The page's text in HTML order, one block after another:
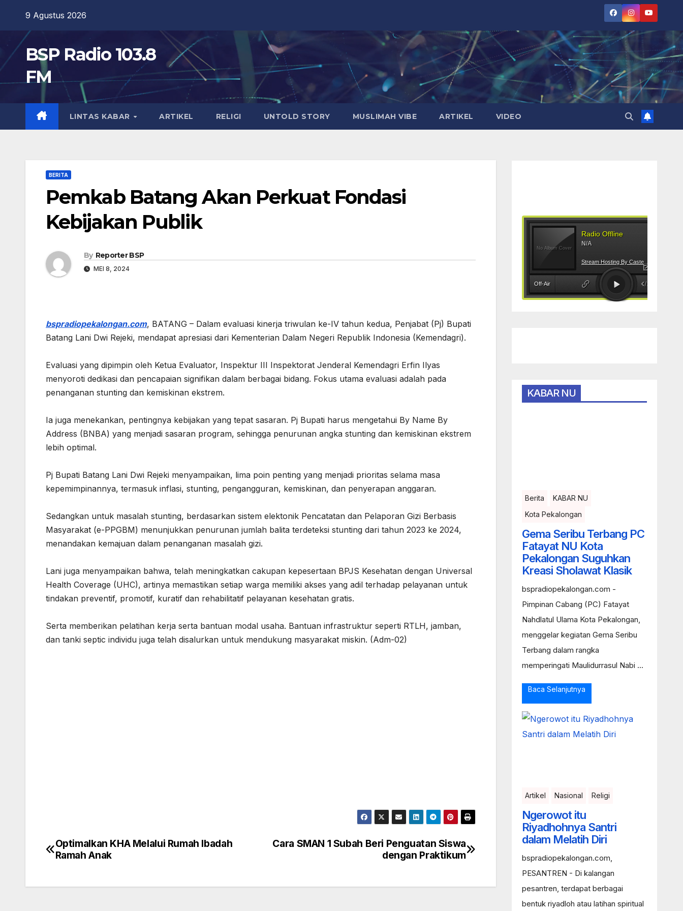
content
9 Agustus 2026
BSP Radio 103.8
FM
LINTAS KABAR ARTIKEL RELIGI UNTOLD STORY MUSLIMAH VIBE ARTIKEL VIDEO
BERITA
Pemkab Batang Akan Perkuat Fondasi
Kebijakan Publik
By Reporter BSP
MEI 8, 2024
bspradiopekalongan.com, BATANG – Dalam evaluasi kinerja triwulan ke-IV tahun kedua, Penjabat (Pj) Bupati
Batang Lani Dwi Rejeki, mendapat apresiasi dari Kementerian Dalam Negeri Republik Indonesia (Kemendagri).
Evaluasi yang dipimpin oleh Ketua Evaluator, Inspektur III Inspektorat Jenderal Kemendagri Erfin Ilyas
menyoroti dedikasi dan pencapaian signifikan dalam berbagai bidang. Fokus utama evaluasi adalah pada
penanganan stunting dan kemiskinan ekstrem.
Ia juga menekankan, pentingnya kebijakan yang tepat sasaran. Pj Bupati harus mengetahui By Name By
Address (BNBA) yang menjadi sasaran program, sehingga penurunan angka stunting dan kemiskinan ekstrem
lebih optimal.
Pj Bupati Batang Lani Dwi Rejeki menyampaikan, lima poin penting yang menjadi prioritas selama masa
kepemimpinannya, termasuk inflasi, stunting, pengangguran, kemiskinan, dan penyerapan anggaran.
Sedangkan untuk masalah stunting, berdasarkan sistem elektonik Pencatatan dan Pelaporan Gizi Berbasis
Masyarakat (e-PPGBM) menunjukkan penurunan jumlah balita terdeteksi stunting dari tahun 2023 ke 2024,
menandakan kemajuan dalam penanganan masalah gizi.
Lani juga menyampaikan bahwa, telah meningkatkan cakupan kepesertaan BPJS Kesehatan dengan Universal
Health Coverage (UHC), artinya memastikan setiap warga memiliki akses yang adil terhadap pelayanan untuk
tindakan preventif, promotif, kuratif dan rehabilitatif pelayanan kesehatan gratis.
Serta memberikan pelatihan kerja serta bantuan modal usaha. Bantuan infrastruktur seperti RTLH, jamban,
dan tanki septic individu juga telah disalurkan untuk mendukung masyarakat miskin. (Adm-02)
Navigasi
Cara SMAN 1 Subah Beri Penguatan Siswa
dengan Praktikum
Optimalkan KHA Melalui Rumah Ibadah
Ramah Anak
KABAR NU
Berita
KABAR NU
Kota Pekalongan
Gema Seribu Terbang PC
Fatayat NU Kota
Pekalongan Suguhkan
Kreasi Sholawat Klasik
bspradiopekalongan.com -
Pimpinan Cabang (PC) Fatayat
Nahdlatul Ulama Kota Pekalongan,
menggelar kegiatan Gema Seribu
Terbang dalam rangka
memperingati Maulidurrasul Nabi ...
Baca Selanjutnya
Artikel Nasional Religi
Ngerowot itu
Riyadhohnya Santri
dalam Melatih Diri
bspradiopekalongan.com,
PESANTREN - Di kalangan
pesantren, terdapat berbagai
bentuk riyadloh atau latihan spiritual